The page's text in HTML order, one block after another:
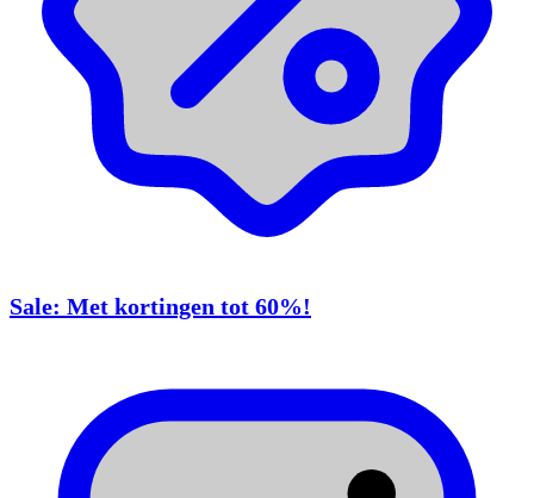
Sale: Met kortingen tot 60%!